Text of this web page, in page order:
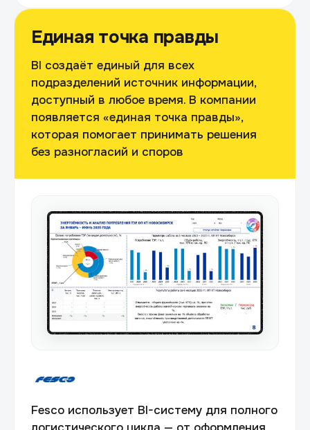
Единая точка правды
BI создаёт единый для всех
подразделений источник информации,
доступный в любое время. В компании
появляется «единая точка правды»,
которая помогает принимать решения
без разногласий и споров
Fesco использует BI-систему для полного